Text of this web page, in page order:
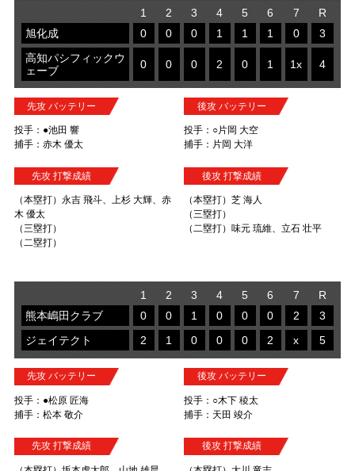
1 2 3 4 5 6 7
R
旭化成
0 0 0 1 1 1 0
3
高知パシフィックウ
ェーブ
0 0 0 2 0 1 1x 4
先攻 バッテリー
投手：●池田 響
捕手：赤木 優太
後攻 バッテリー
投手：○片岡 大空
捕手：片岡 大洋
先攻 打撃成績
（本塁打）永吉 飛斗、上杉 大輝、赤
木 優太
（三塁打）
（二塁打）
後攻 打撃成績
（本塁打）芝 海人
（三塁打）
（二塁打）味元 琉維、立石 壮平
1 2 3 4 5 6 7
R
熊本嶋田クラブ
0 0 1 0 0 0 2
3
ジェイテクト
2 1 0 0 0 2 x 5
先攻 バッテリー
投手：●松原 匠海
捕手：松本 敬介
後攻 バッテリー
投手：○木下 稜太
捕手：天田 竣介
先攻 打撃成績 後攻 打撃成績